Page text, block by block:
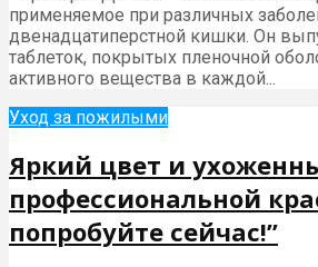
применяемое при различных
двенадцатиперстной кишки. Он
таблеток, покрытых пленочной
активного вещества в каждой...
Уход за пожилыми
Яркий цвет и
профессиональной
попробуйте сейчас!”